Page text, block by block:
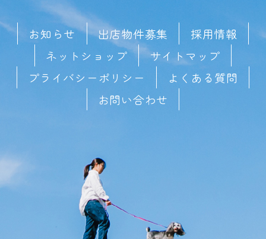
お知らせ 出店物件募集
採用情報
ネットショップ
サイトマップ
プライバシーポリシー
よくある質問
お問い合わせ